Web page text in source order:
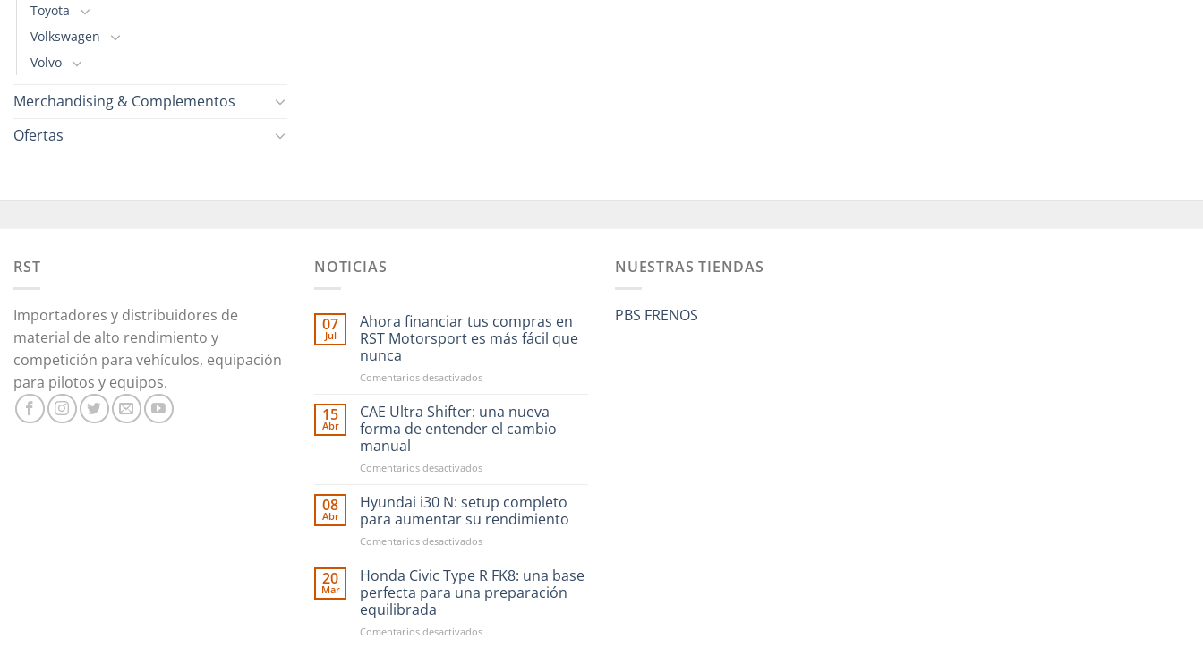
Toyota
Volkswagen
Volvo
Merchandising & Complementos
Ofertas
RST
Importadores y distribuidores de
material de alto rendimiento y
competición para vehículos, equipación
para pilotos y equipos.
NOTICIAS
07
Jul
Ahora financiar tus compras en
RST Motorsport es más fácil que
nunca
Comentarios desactivadosen
financiar
compras
RST
es
más
fácil
que
15
Abr
CAE Ultra Shifter: una nueva
forma de entender el cambio
manual
Comentarios desactivadosen
Ultra
Shifter:
una
nueva
de
entender
el
manual
08
Abr
Hyundai i30 N: setup completo
para aumentar su rendimiento
Comentarios desactivadosen
i30
setup
para
20
Mar
Honda Civic Type R FK8: una base
perfecta para una preparación
equilibrada
Comentarios desactivadosen
NUESTRAS TIENDAS
PBS FRENOS